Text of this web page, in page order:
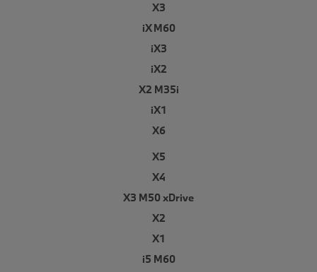
X3
iX M60
iX3
iX2
X2 M35i
iX1
X6
X5
X4
X3 M50 xDrive
X2
X1
i5 M60